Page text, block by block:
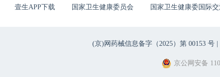
壹生APP下载 国家卫生健康委员会 国家卫生健康委国际
(京)网药械信息备字（2025）第 00153 号 |
京公网安备